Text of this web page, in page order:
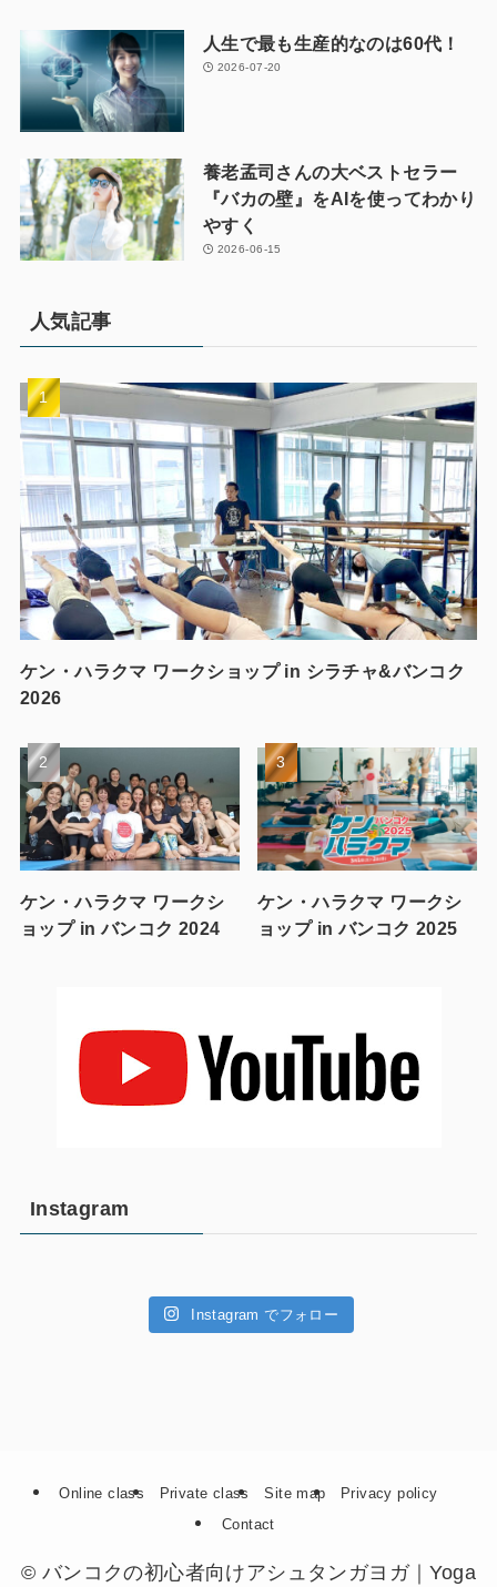
人生で最も生産的なのは60代！
2026-07-20
養老孟司さんの大ベストセラー
『バカの壁』をAIを使ってわかり
やすく
2026-06-15
人気記事
ケン・ハラクマ ワークショップ in シラチャ&バンコク
2026
ケン・ハラクマ ワークシ
ョップ in バンコク 2024
ケン・ハラクマ ワークシ
ョップ in バンコク 2025
Instagram
Instagram でフォロー
Online class Private class Site map
Privacy policy
Contact
© バンコクの初心者向けアシュタンガヨガ｜Yoga